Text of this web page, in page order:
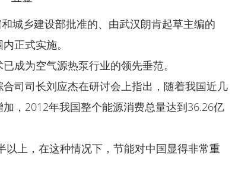
城乡建设部批准的、由武汉朗肯起草主编的
正式实施。
成为空气源热泵行业的领先垂范。
司司长刘应杰在研讨会上指出，随着我国近几
，2012年我国整个能源消费总量达到36.26亿
以上，在这种情况下，节能对中国显得非常重